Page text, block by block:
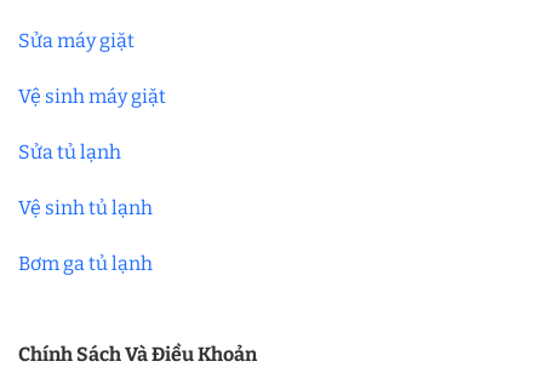
Sửa máy giặt
Vệ sinh máy giặt
Sửa tủ lạnh
Vệ sinh tủ lạnh
Bơm ga tủ lạnh
Chính Sách Và Điều Khoản